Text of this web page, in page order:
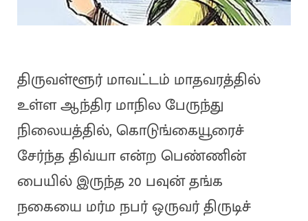
திருவள்ளூர் மாவட்டம் மாதவரத்தில்
உள்ள ஆந்திர மாநில பேருந்து
நிலையத்தில், கொடுங்கையூரைச்
சேர்ந்த திவ்யா என்ற பெண்ணின்
பையில் இருந்த 20 பவுன் தங்க
நகையை மர்ம நபர் ஒருவர் திருடிச்